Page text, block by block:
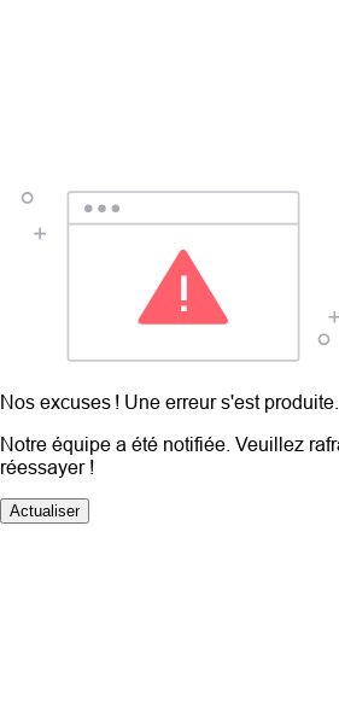
Nos excuses ! Une erreur s'est produite.
Notre équipe a été notifiée. Veuillez
réessayer !
Actualiser